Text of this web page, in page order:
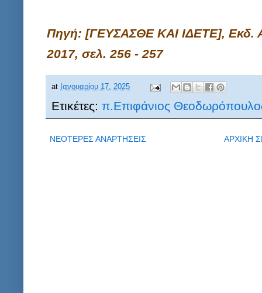
Πηγή: [ΓΕΥΣΑΣΘΕ ΚΑΙ ΙΔΕΤΕ], Εκδ.
2017, σελ. 256 - 257
at Ιανουαρίου 17, 2025
Ετικέτες: π.Επιφάνιος
ΝΕΟΤΕΡΕΣ ΑΝΑΡΤΗΣΕΙΣ ΑΡΧΙΚΗ